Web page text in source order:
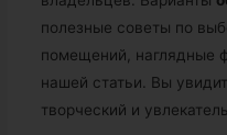
полезные советы по
помещений, наглядные
нашей статьи. Вы
творческий и